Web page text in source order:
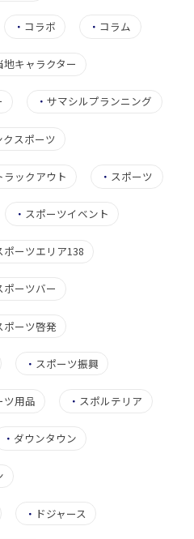
・ コラボ ・ コラム
地キャラクター
・サマシルプランニング
クスポーツ
ラックアウト ・ スポーツ
・ スポーツイベント
ポーツエリア138
ポーツバー
ポーツ啓発
・ スポーツ振興
ツ用品 ・ スポルテリア
・ ダウンタウン
・ ドジャース